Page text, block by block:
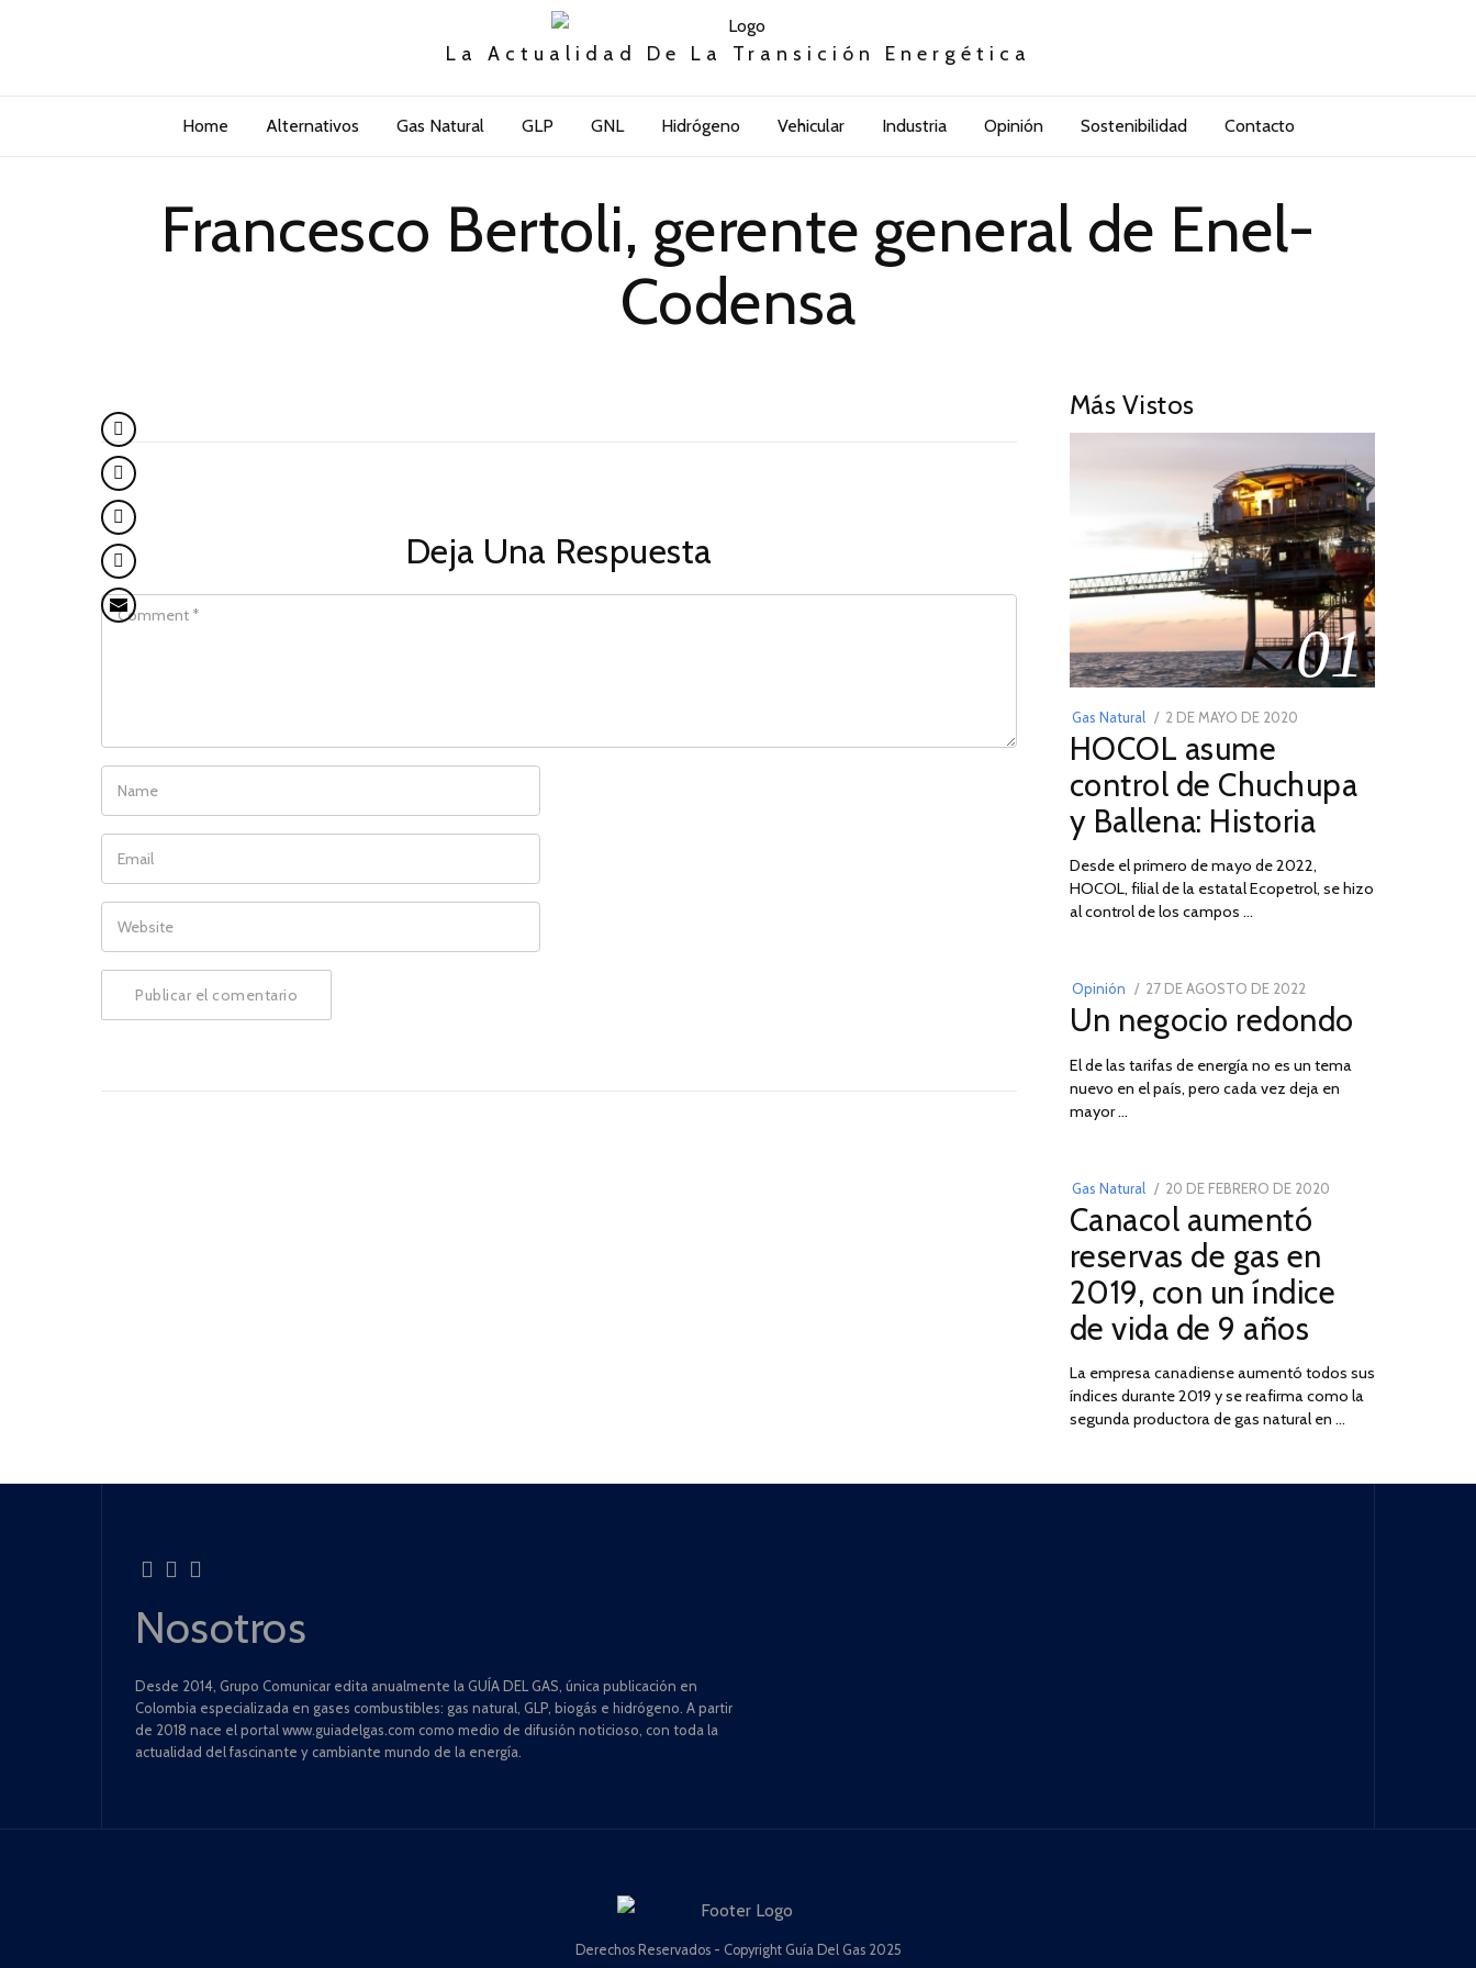
La Actualidad De La Transición Energética
Home Alternativos Gas Natural GLP GNL Hidrógeno Vehicular Industria Opinión Sostenibilidad Contacto
Francesco Bertoli, gerente general de Enel-
Codensa
Deja Una Respuesta
COMMENT
NAME
EMAIL
WEBSITE
Más Vistos
01
Gas Natural
POSTED
ON
2 DE MAYO DE 2020
DE
2026
HOCOL asume
control de Chuchupa
y Ballena: Historia
Desde el primero de mayo de 2022,
HOCOL, filial de la estatal Ecopetrol, se hizo
al control de los campos …
Opinión
POSTED
ON
27 DE AGOSTO DE 202230
DE
DE
2022
Un negocio redondo
El de las tarifas de energía no es un tema
nuevo en el país, pero cada vez deja en
mayor …
03
Gas Natural
POSTED
ON
20 DE FEBRERO DE 2020
2025
Canacol aumentó
reservas de gas en
2019, con un índice
de vida de 9 años
La empresa canadiense aumentó todos sus
índices durante 2019 y se reafirma como la
segunda productora de gas natural en …
Nosotros
Desde 2014, Grupo Comunicar edita anualmente la GUÍA DEL GAS, única publicación en
Colombia especializada en gases combustibles: gas natural, GLP, biogás e hidrógeno. A partir
de 2018 nace el portal www.guiadelgas.com como medio de difusión noticioso, con toda la
actualidad del fascinante y cambiante mundo de la energía.
Derechos Reservados - Copyright Guía Del Gas 2025